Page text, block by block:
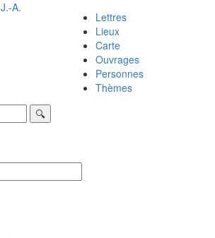
J.-A.
Lettres
Lieux
Carte
Ouvrages
Personnes
Thèmes